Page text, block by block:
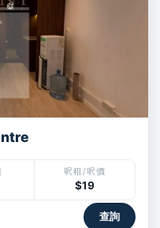
呎租/呎價
$19
查詢